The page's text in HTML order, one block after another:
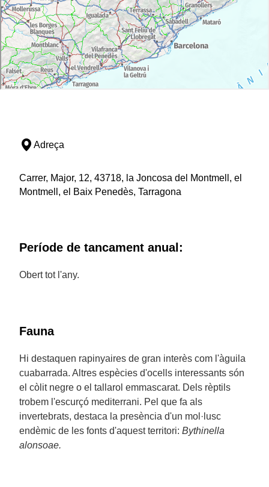
Adreça
Carrer, Major, 12, 43718, la Joncosa del Montmell, el
Montmell, el Baix Penedès, Tarragona
Període de tancament anual:
Obert tot l'any.
Fauna
Hi destaquen rapinyaires de gran interès com l'àguila
cuabarrada. Altres espècies d'ocells interessants són
el còlit negre o el tallarol emmascarat. Dels rèptils
trobem l'escurçó mediterrani. Pel que fa als
invertebrats, destaca la presència d'un mol·lusc
endèmic de les fonts d'aquest territori: Bythinella
alonsoae.